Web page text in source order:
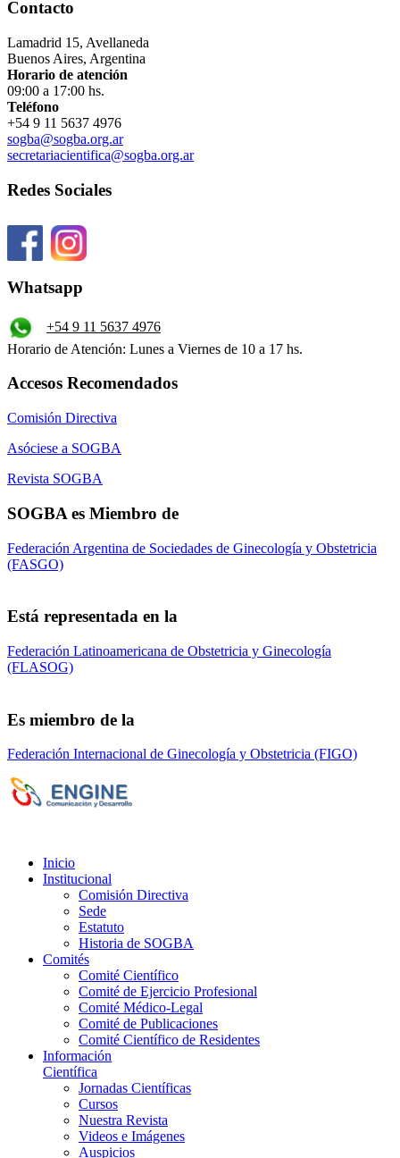
Contacto
Lamadrid 15, Avellaneda
Buenos Aires, Argentina
Horario de atención
09:00 a 17:00 hs.
Teléfono
+54 9 11 5637 4976
sogba@sogba.org.ar
secretariacientifica@sogba.org.ar
Redes Sociales
Whatsapp
+54 9 11 5637 4976
Horario de Atención: Lunes a Viernes de 10 a 17 hs.
Accesos Recomendados
Comisión Directiva
Asóciese a SOGBA
Revista SOGBA
SOGBA es Miembro de
Federación Argentina de Sociedades de Ginecología y Obstetricia
(FASGO)
Está representada en la
Federación Latinoamericana de Obstetricia y Ginecología
(FLASOG)
Es miembro de la
Federación Internacional de Ginecología y Obstetricia (FIGO)
Inicio
Institucional
Comisión Directiva
Sede
Estatuto
Historia de SOGBA
Comités
Comité Científico
Comité de Ejercicio Profesional
Comité Médico-Legal
Comité de Publicaciones
Comité Científico de Residentes
Información
Científica
Jornadas Científicas
Cursos
Nuestra Revista
Videos e Imágenes
Auspicios